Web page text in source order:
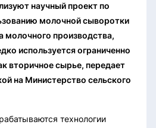
научный проект по
молочной сыворотки
молочного производства,
используется ограниченно
вторичное сырье, передает
на Министерство сельского
технологии